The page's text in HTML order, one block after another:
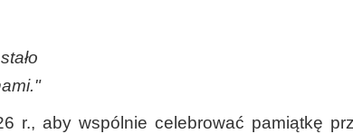
r., aby wspólnie celebrować pamiątkę